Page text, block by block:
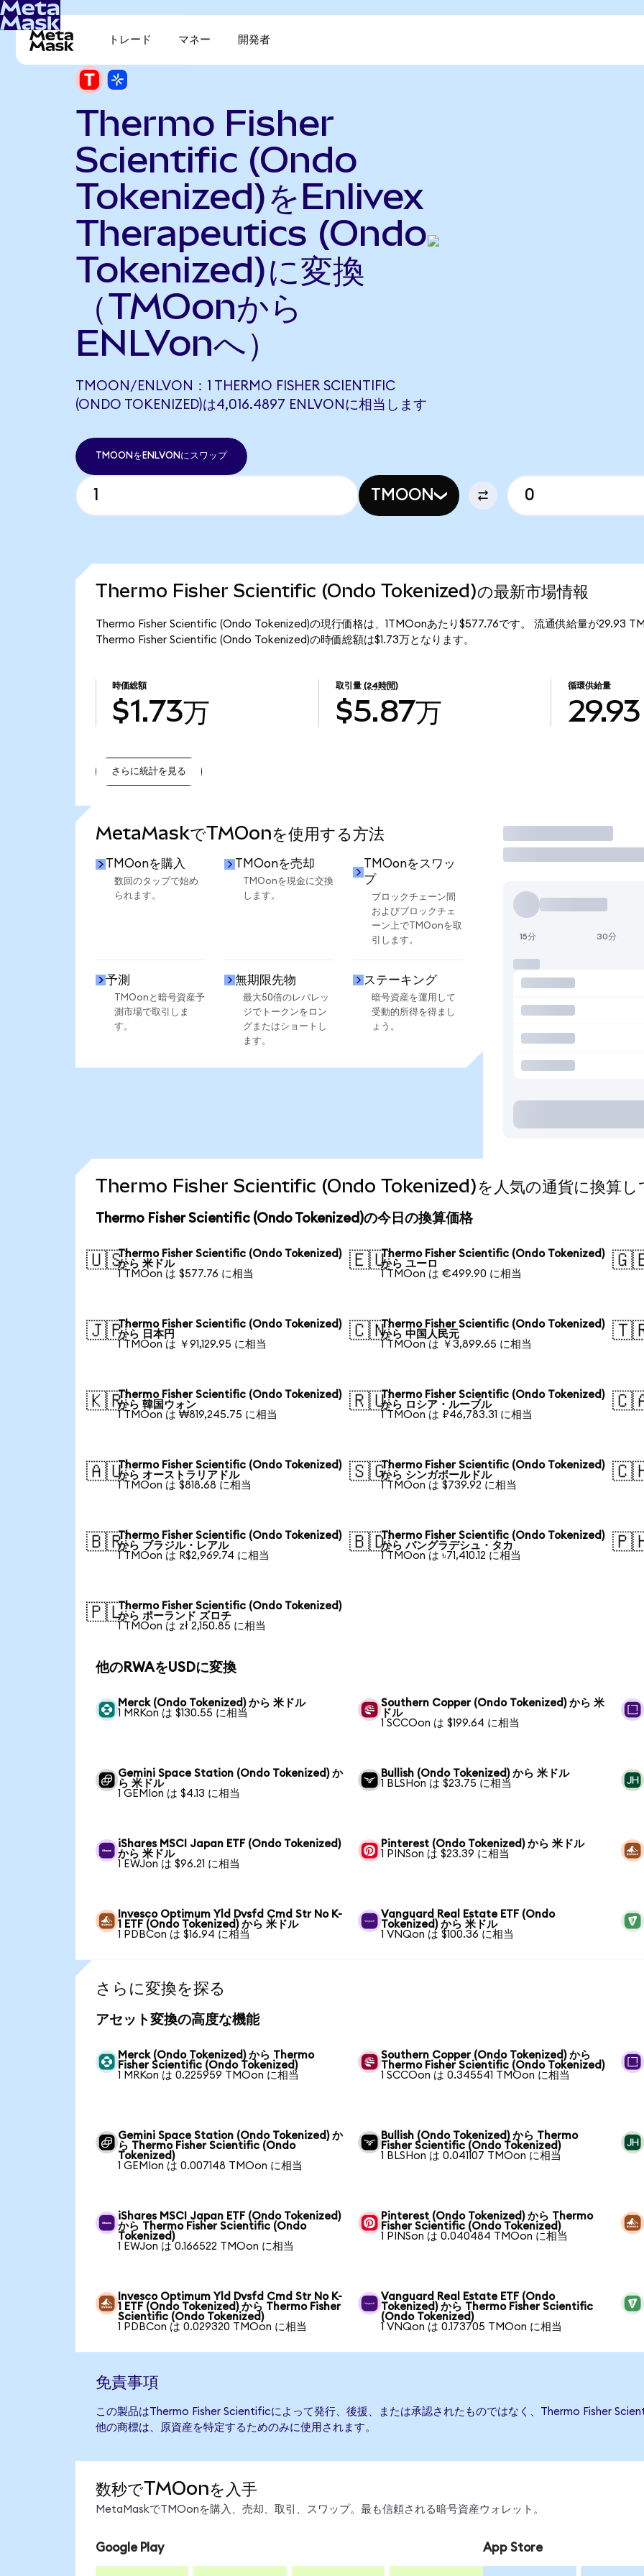
トレード マネー 開発者
Thermo Fisher
Scientific (Ondo
Tokenized)をEnlivex
Therapeutics (Ondo
Tokenized)に変換
（TMOonから
ENLVonへ）
TMOON/ENLVON：1 THERMO FISHER SCIENTIFIC
(ONDO TOKENIZED)は4,016.4897 ENLVONに相当します
TMOONをENLVONにスワップ
TMOON
Thermo Fisher Scientific (Ondo Tokenized)の最新市場情報
Thermo Fisher Scientific (Ondo Tokenized)の現行価格は、1TMOonあたり$577.76です。 流通供給量が29.93
Thermo Fisher Scientific (Ondo Tokenized)の時価総額は$1.73万となります。
時価総額
$1.73万
取引量 (24時間)
$5.87万
循環供給量
29.93
さらに統計を見る
MetaMaskでTMOonを使用する方法
TMOonを購入
数回のタップで始め
られます。
TMOonを売却
TMOonを現金に交換
します。
TMOonをスワッ
プ
ブロックチェーン間
およびブロックチェ
ーン上でTMOonを取
引します。
予測
TMOonと暗号資産予
測市場で取引しま
す。
無期限先物
最大50倍のレバレッ
ジでトークンをロン
グまたはショートし
ます。
ステーキング
暗号資産を運用して
受動的所得を得まし
ょう。
取引
15分 30分
Thermo Fisher Scientific (Ondo Tokenized)を人気の通貨に換算し
Thermo Fisher Scientific (Ondo Tokenized)の今日の換算価格
🇺🇸Thermo Fisher Scientific (Ondo Tokenized)
から 米ドル
1 TMOon は $577.76 に相当
🇪🇺Thermo Fisher Scientific (Ondo Tokenized)
から ユーロ
1 TMOon は €499.90 に相当
🇯🇵Thermo Fisher Scientific (Ondo Tokenized)
から 日本円
1 TMOon は ￥91,129.95 に相当
🇨🇳Thermo Fisher Scientific (Ondo Tokenized)
から 中国人民元
1 TMOon は ￥3,899.65 に相当
🇰🇷Thermo Fisher Scientific (Ondo Tokenized)
から 韓国ウォン
1 TMOon は ₩819,245.75 に相当
🇷🇺Thermo Fisher Scientific (Ondo Tokenized)
から ロシア・ルーブル
1 TMOon は ₽46,783.31 に相当
🇦🇺Thermo Fisher Scientific (Ondo Tokenized)
から オーストラリアドル
1 TMOon は $818.68 に相当
🇸🇬Thermo Fisher Scientific (Ondo Tokenized)
から シンガポールドル
1 TMOon は $739.92 に相当
🇧🇷Thermo Fisher Scientific (Ondo Tokenized)
から ブラジル・レアル
1 TMOon は R$2,969.74 に相当
🇧🇩Thermo Fisher Scientific (Ondo Tokenized)
から バングラデシュ・タカ
1 TMOon は ৳71,410.12 に相当
🇵🇱Thermo Fisher Scientific (Ondo Tokenized)
から ポーランド ズロチ
1 TMOon は zł 2,150.85 に相当
他のRWAをUSDに変換
Merck (Ondo Tokenized) から 米ドル
1 MRKon は $130.55 に相当
Southern Copper (Ondo Tokenized) から 米
ドル
1 SCCOon は $199.64 に相当
Gemini Space Station (Ondo Tokenized) か
ら 米ドル
1 GEMIon は $4.13 に相当
Bullish (Ondo Tokenized) から 米ドル
1 BLSHon は $23.75 に相当
iShares MSCI Japan ETF (Ondo Tokenized)
から 米ドル
1 EWJon は $96.21 に相当
Pinterest (Ondo Tokenized) から 米ドル
1 PINSon は $23.39 に相当
Invesco Optimum Yld Dvsfd Cmd Str No K-
1 ETF (Ondo Tokenized) から 米ドル
1 PDBCon は $16.94 に相当
Vanguard Real Estate ETF (Ondo
Tokenized) から 米ドル
1 VNQon は $100.36 に相当
さらに変換を探る
アセット変換の高度な機能
Merck (Ondo Tokenized) から Thermo
Fisher Scientific (Ondo Tokenized)
1 MRKon は 0.225959 TMOon に相当
Southern Copper (Ondo Tokenized) から
Thermo Fisher Scientific (Ondo Tokenized)
1 SCCOon は 0.345541 TMOon に相当
Gemini Space Station (Ondo Tokenized) か
ら Thermo Fisher Scientific (Ondo
Tokenized)
1 GEMIon は 0.007148 TMOon に相当
Bullish (Ondo Tokenized) から Thermo
Fisher Scientific (Ondo Tokenized)
1 BLSHon は 0.041107 TMOon に相当
iShares MSCI Japan ETF (Ondo Tokenized)
から Thermo Fisher Scientific (Ondo
Tokenized)
1 EWJon は 0.166522 TMOon に相当
Pinterest (Ondo Tokenized) から Thermo
Fisher Scientific (Ondo Tokenized)
1 PINSon は 0.040484 TMOon に相当
Invesco Optimum Yld Dvsfd Cmd Str No K-
1 ETF (Ondo Tokenized) から Thermo Fisher
Scientific (Ondo Tokenized)
1 PDBCon は 0.029320 TMOon に相当
Vanguard Real Estate ETF (Ondo
Tokenized) から Thermo Fisher Scientific
(Ondo Tokenized)
1 VNQon は 0.173705 TMOon に相当
免責事項
この製品はThermo Fisher Scientificによって発行、後援、または承認されたものではなく、Thermo Fisher
他の商標は、原資産を特定するためのみに使用されます。
数秒でTMOonを入手
MetaMaskでTMOonを購入、売却、取引、スワップ。最も信頼される暗号資産ウォレット。
Google Play App Store